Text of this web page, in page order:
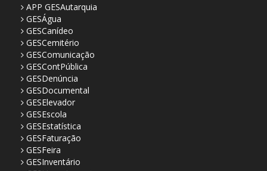
APP GESAutarquia
GESÁgua
GESCanídeo
GESCemitério
GESComunicação
GESContPública
GESDenúncia
GESDocumental
GESElevador
GESEscola
GESEstatística
GESFaturação
GESFeira
GESInventário